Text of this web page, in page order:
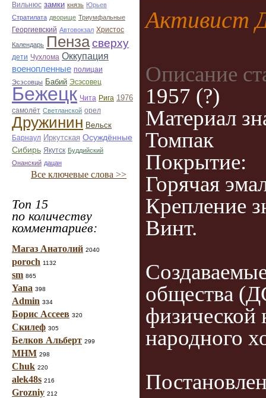
Вильнюс замки князь Юрьев
Стратилата дворище Триумфальные
Георгиевский Автовокзал Христос
Календарь Пензасверху
дети Чухлома Оккупация
военопленные полицаи
Эсэсовцы Бабий Эсэсовец
Бежецк Чита Рига 1976
самолёт Светланской орел
Дружинин Вельск
Барнаул Иркутская Осуждённые
Сибирь Якутск Буддийский
Онанский дацан
Все ключевые слова >>
Топ 15
по количеству
комментариев:
Магаз Анатолий 2040
poroch 1132
sm 865
Yana 398
Admin 334
Борис Ассеев 320
Скилеф 305
Белков Альберт 299
МНМ 298
Chuk 220
alek48s 216
Grozniy 212
Активист
Описание
1957 (?)
Материал
Томпак
Покрытие:
Горячая
Крепление
Винт.
общества
физической
народного